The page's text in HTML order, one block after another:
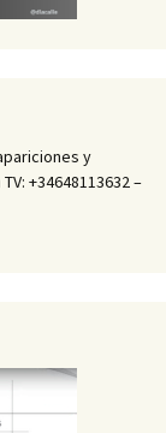
y
+34648113632 –